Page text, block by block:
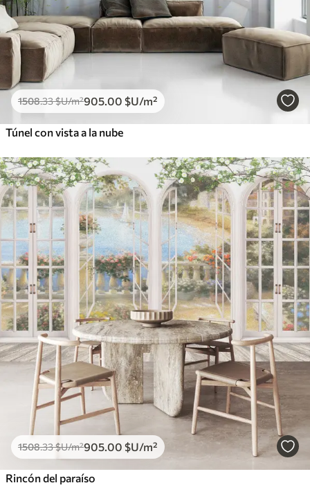
1508.33$U/m²905 .00 $U/m²
Túnel con vista a la nube
1508.33$U/m²905 .00 $U/m²
Rincón del paraíso